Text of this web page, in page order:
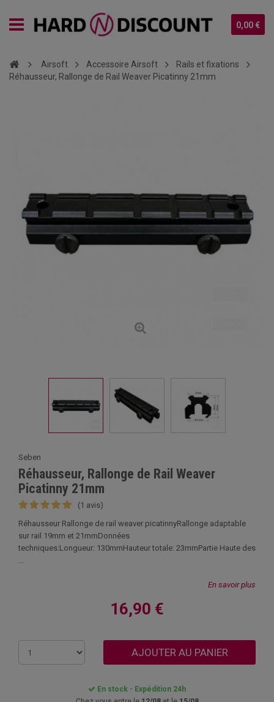
0,00 €
Airsoft Accessoire Airsoft
Rails et fixations
Réhausseur, Rallonge de Rail Weaver Picatinny 21mm
Seben
Réhausseur, Rallonge de Rail Weaver
Picatinny 21mm
(1 avis)
Réhausseur Rallonge de rail weaver picatinnyRallonge adaptable
sur rail 19mm et 21mmDonnées
techniques:Longueur: 130mmHauteur totale: 23mmPartie Haute des
...
En savoir plus
16,90 €
AJOUTER AU PANIER
En stock - Expédition 24h